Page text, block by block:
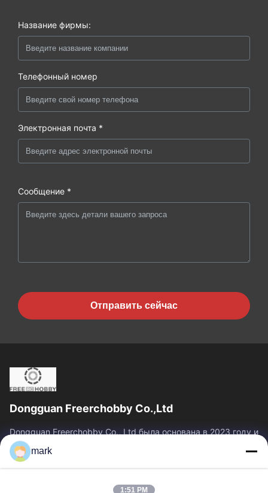
Название фирмы:
Телефонный номер
Электронная почта *
Сообщение *
Отправить сейчас
Dongguan Freerchobby Co.,Ltd
Dongguan Freerchobby Co., Ltd была основана в 2023 году и
расположена в Донгуане, известном как фабрика
мира.Современный завод ООО занимает площадь...
Быстрые Связи
mark
1:51 PM